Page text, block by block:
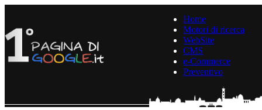
Home
Motori di ricerca
WebSite
CMS
e-Commerce
Preventivo